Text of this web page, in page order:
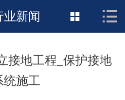
接地工程首页
新闻动态
业新闻  
接地工程_保护接地
统施工